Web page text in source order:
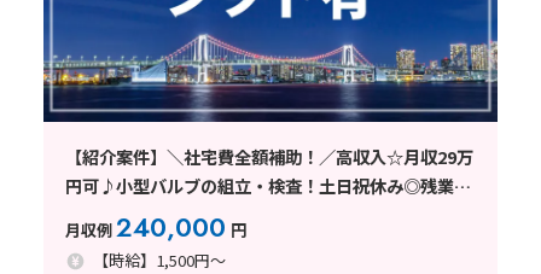
【紹介案件】＼社宅費全額補助！／高収入☆月収29万
円可♪小型バルブの組立・検査！土日祝休み◎残業少
月収例240,000 円
【時給】1,500円～